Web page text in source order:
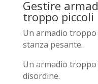
Gestire
troppo piccoli
Un armadio
stanza pesante.
Un armadio
disordine.